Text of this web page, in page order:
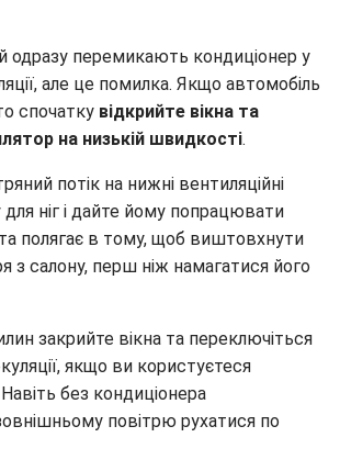
одразу перемикають кондиціонер у
але це помилка. Якщо автомобіль
спочатку відкрийте вікна та
на низькій швидкості.
потік на нижні вентиляційні
ніг і дайте йому попрацювати
полягає в тому, щоб виштовхнути
з салону, перш ніж намагатися його
закрийте вікна та переключіться
якщо ви користуєтеся
без кондиціонера
повітрю рухатися по